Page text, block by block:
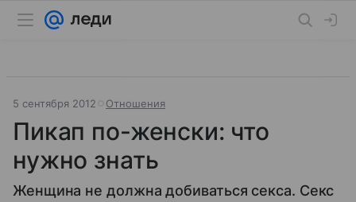
5 сентября 2012 Отношения
Пикап по-женски: что
нужно знать
Женщина не должна добиваться секса. Секс